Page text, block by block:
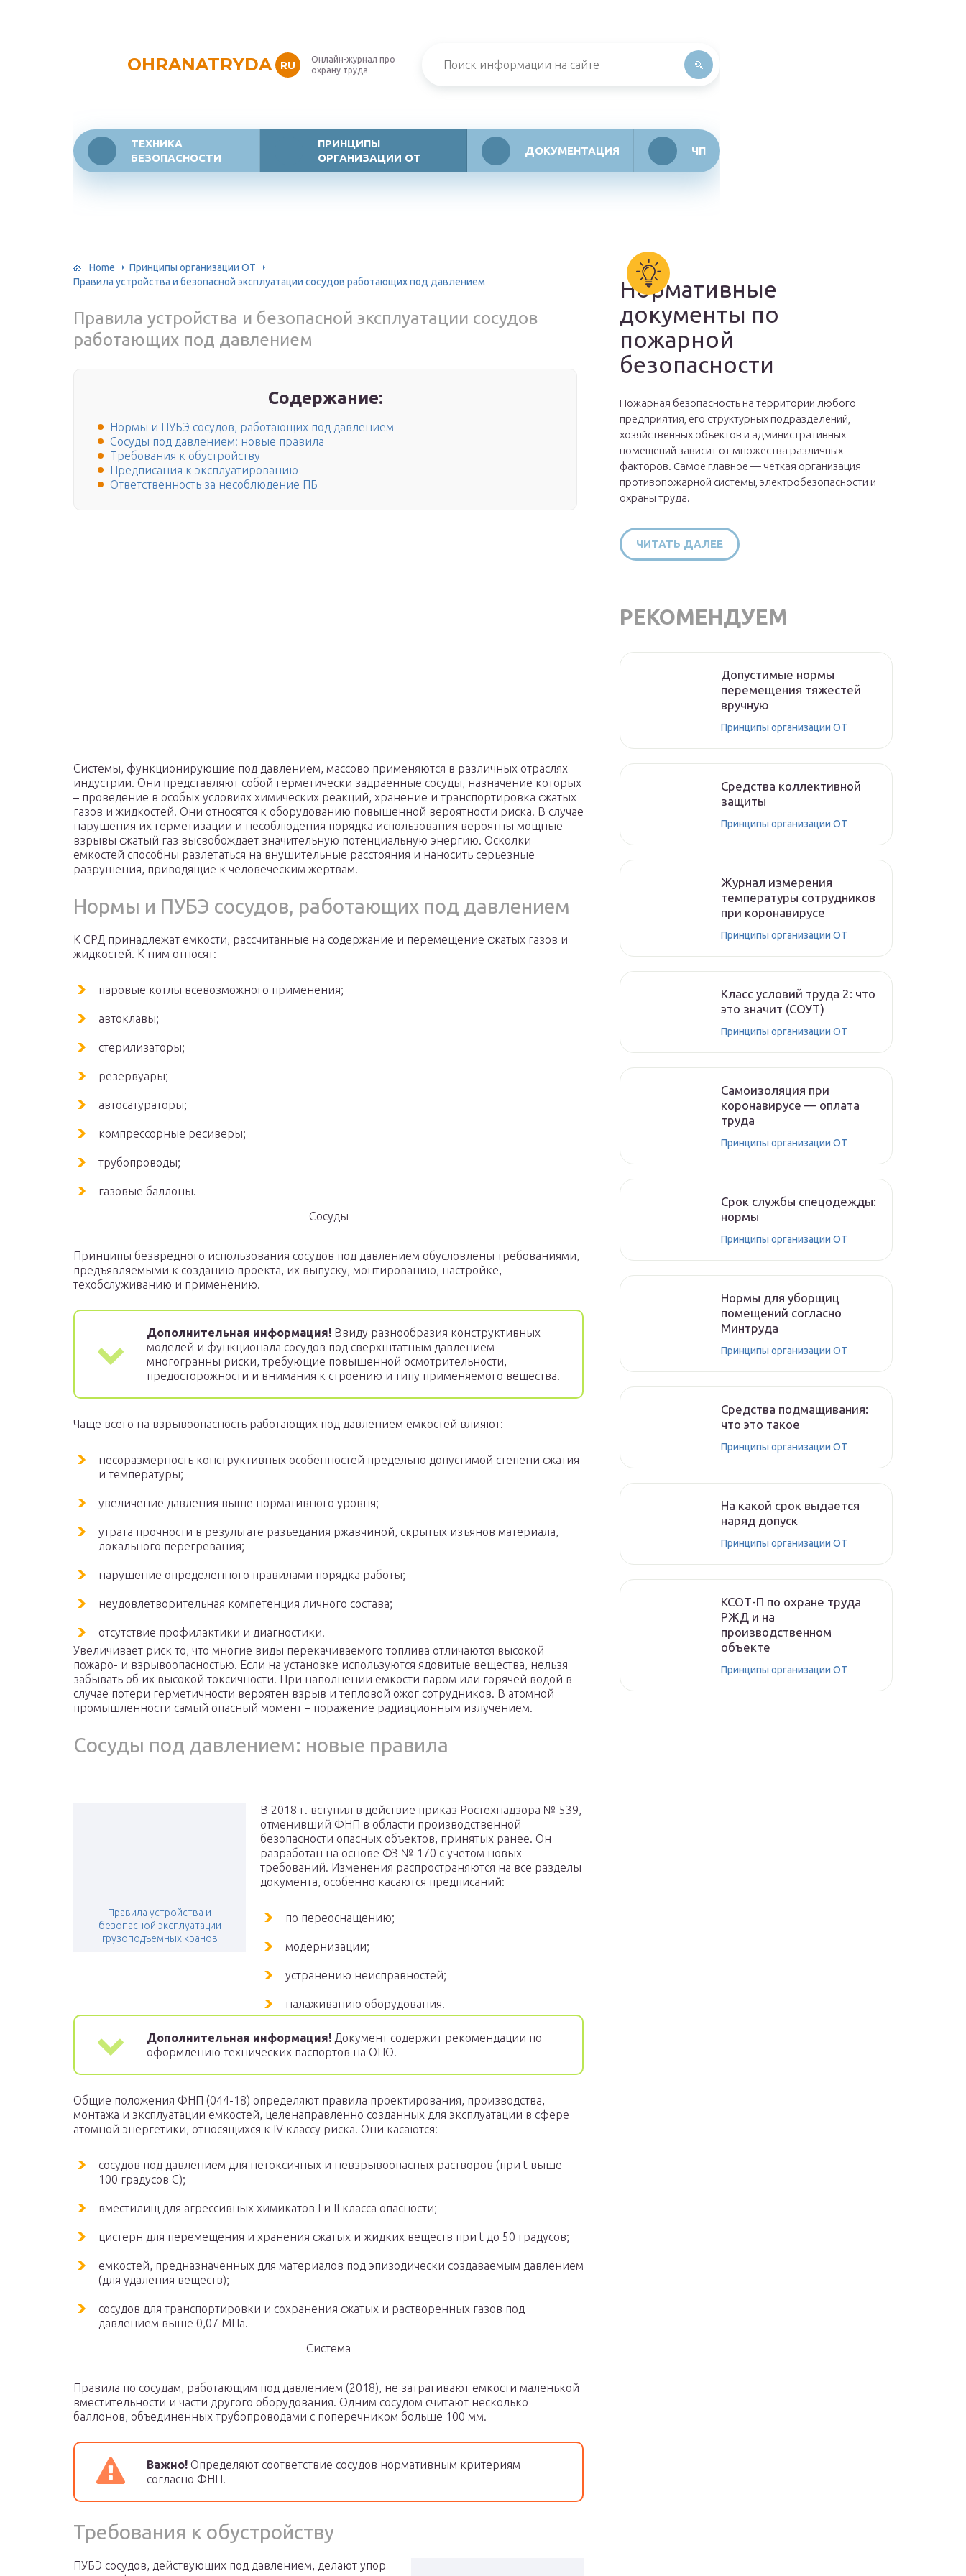
OHRANATRYDA RU
Онлайн-журнал про
охрану труда
ТЕХНИКА
БЕЗОПАСНОСТИ
ПРИНЦИПЫ
ОРГАНИЗАЦИИ ОТ
ДОКУМЕНТАЦИЯ ЧП
Home
Принципы организации ОТ
Правила устройства и безопасной эксплуатации сосудов работающих под давлением
Правила устройства и безопасной эксплуатации сосудов
работающих под давлением
Содержание:
Нормы и ПУБЭ сосудов, работающих под давлением
Сосуды под давлением: новые правила
Требования к обустройству
Предписания к эксплуатированию
Ответственность за несоблюдение ПБ
Системы, функционирующие под давлением, массово применяются в различных отраслях
индустрии. Они представляют собой герметически задраенные сосуды, назначение которых
– проведение в особых условиях химических реакций, хранение и транспортировка сжатых
газов и жидкостей. Они относятся к оборудованию повышенной вероятности риска. В случае
нарушения их герметизации и несоблюдения порядка использования вероятны мощные
взрывы сжатый газ высвобождает значительную потенциальную энергию. Осколки
емкостей способны разлетаться на внушительные расстояния и наносить серьезные
разрушения, приводящие к человеческим жертвам.
Нормы и ПУБЭ сосудов, работающих под давлением
К СРД принадлежат емкости, рассчитанные на содержание и перемещение сжатых газов и
жидкостей. К ним относят:
паровые котлы всевозможного применения;
автоклавы;
стерилизаторы;
резервуары;
автосатураторы;
компрессорные ресиверы;
трубопроводы;
газовые баллоны.
Сосуды
Принципы безвредного использования сосудов под давлением обусловлены требованиями,
предъявляемыми к созданию проекта, их выпуску, монтированию, настройке,
техобслуживанию и применению.
Дополнительная информация! Ввиду разнообразия конструктивных
моделей и функционала сосудов под сверхштатным давлением
многогранны риски, требующие повышенной осмотрительности,
предосторожности и внимания к строению и типу применяемого вещества.
Чаще всего на взрывоопасность работающих под давлением емкостей влияют:
несоразмерность конструктивных особенностей предельно допустимой степени сжатия
и температуры;
увеличение давления выше нормативного уровня;
утрата прочности в результате разъедания ржавчиной, скрытых изъянов материала,
локального перегревания;
нарушение определенного правилами порядка работы;
неудовлетворительная компетенция личного состава;
отсутствие профилактики и диагностики.
Увеличивает риск то, что многие виды перекачиваемого топлива отличаются высокой
пожаро- и взрывоопасностью. Если на установке используются ядовитые вещества, нельзя
забывать об их высокой токсичности. При наполнении емкости паром или горячей водой в
случае потери герметичности вероятен взрыв и тепловой ожог сотрудников. В атомной
промышленности самый опасный момент – поражение радиационным излучением.
Сосуды под давлением: новые правила
Правила устройства и
безопасной эксплуатации
грузоподъемных кранов
В 2018 г. вступил в действие приказ Ростехнадзора № 539,
отменивший ФНП в области производственной
безопасности опасных объектов, принятых ранее. Он
разработан на основе ФЗ № 170 с учетом новых
требований. Изменения распространяются на все разделы
документа, особенно касаются предписаний:
по переоснащению;
модернизации;
устранению неисправностей;
налаживанию оборудования.
Дополнительная информация! Документ содержит рекомендации по
оформлению технических паспортов на ОПО.
Общие положения ФНП (044-18) определяют правила проектирования, производства,
монтажа и эксплуатации емкостей, целенаправленно созданных для эксплуатации в сфере
атомной энергетики, относящихся к IV классу риска. Они касаются:
сосудов под давлением для нетоксичных и невзрывоопасных растворов (при t выше
100 градусов С);
вместилищ для агрессивных химикатов I и II класса опасности;
цистерн для перемещения и хранения сжатых и жидких веществ при t до 50 градусов;
емкостей, предназначенных для материалов под эпизодически создаваемым давлением
(для удаления веществ);
сосудов для транспортировки и сохранения сжатых и растворенных газов под
давлением выше 0,07 МПа.
Система
Правила по сосудам, работающим под давлением (2018), не затрагивают емкости маленькой
вместительности и части другого оборудования. Одним сосудом считают несколько
баллонов, объединенных трубопроводами с поперечником больше 100 мм.
Важно! Определяют соответствие сосудов нормативным критериям
согласно ФНП.
Требования к обустройству
ПУБЭ сосудов, действующих под давлением, делают упор
Нормативные
документы по
пожарной
безопасности
Пожарная безопасность на территории любого
предприятия, его структурных подразделений,
хозяйственных объектов и административных
помещений зависит от множества различных
факторов. Самое главное — четкая организация
противопожарной системы, электробезопасности и
охраны труда.
ЧИТАТЬ ДАЛЕЕ
РЕКОМЕНДУЕМ
Допустимые нормы
перемещения тяжестей
вручную
Принципы организации ОТ
Средства коллективной
защиты
Принципы организации ОТ
Журнал измерения
температуры сотрудников
при коронавирусе
Принципы организации ОТ
Класс условий труда 2: что
это значит (СОУТ)
Принципы организации ОТ
Самоизоляция при
коронавирусе — оплата
труда
Принципы организации ОТ
Срок службы спецодежды:
нормы
Принципы организации ОТ
Нормы для уборщиц
помещений согласно
Минтруда
Принципы организации ОТ
Средства подмащивания:
что это такое
Принципы организации ОТ
На какой срок выдается
наряд допуск
Принципы организации ОТ
КСОТ-П по охране труда
РЖД и на
производственном
объекте
Принципы организации ОТ